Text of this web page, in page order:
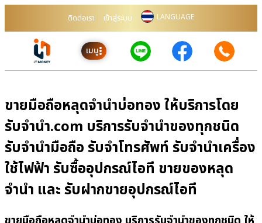
ติดต่อเรา เข้าสู่ระบบ LANGUAGE
เมนู
ขายมือถือหลุดจำนำบ่อทอง ให้บริการโดย
รับจํานํา.com บริการรับจำนำของทุกชนิด
รับจำนำมือถือ รับจำโทรศัพท์ รับจำนำเครื่อง
ใช้ไฟฟ้า รับซื้ออุปกรณ์ไอที ขายของหลุด
จำนำ และ รับฝากขายอุปกรณ์ไอที